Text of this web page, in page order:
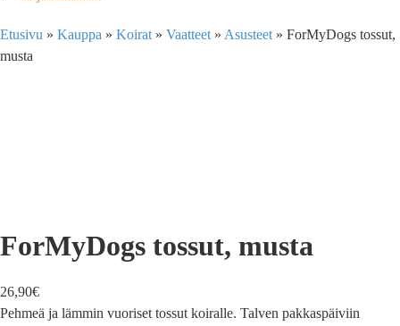
Etusivu » Kauppa » Koirat » Vaatteet » Asusteet » ForMyDogs tossut,
musta
ForMyDogs tossut, musta
26,90€
Pehmeä ja lämmin vuoriset tossut koiralle. Talven pakkaspäiviin